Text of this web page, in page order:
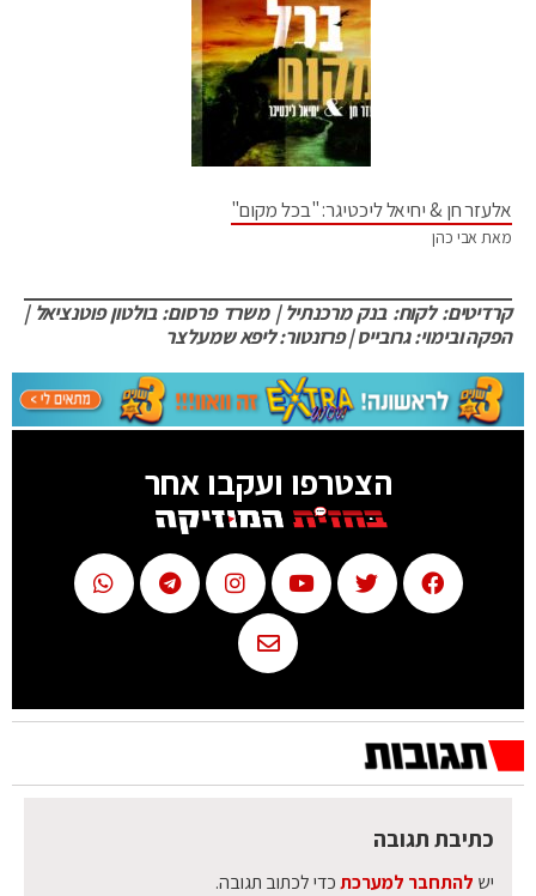
אלעזר חן & יחיאל ליכטיגר: "בכל מקום"
מאת אבי כהן
קרדיטים: לקוח: בנק מרכנתיל | משרד פרסום: בולטון פוטנציאל |
הפקה ובימוי: גרובייס | פרזנטור: ליפא שמעלצר
הצטרפו ועקבו אחר
כתיבת תגובה
יש להתחבר למערכתכדי לכתוב תגובה.